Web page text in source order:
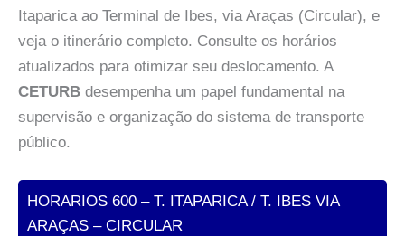
Itaparica ao Terminal de Ibes, via Araças (Circular), e
veja o itinerário completo. Consulte os horários
atualizados para otimizar seu deslocamento. A
CETURB desempenha um papel fundamental na
supervisão e organização do sistema de transporte
público.
HORARIOS 600 – T. ITAPARICA / T. IBES VIA
ARAÇAS – CIRCULAR